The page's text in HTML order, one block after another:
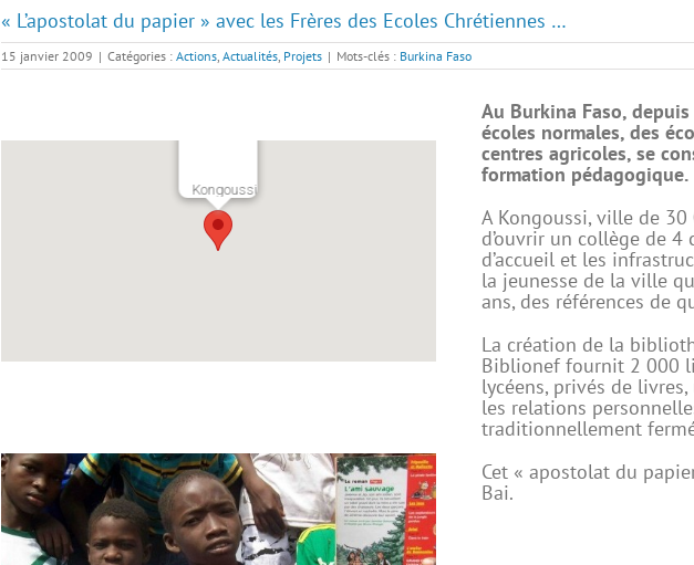
« L’apostolat du papier » avec les Frères des Ecoles Chrétiennes …
15 janvier 2009 | Catégories : Actions, Actualités, Projets | Mots-clés : Burkina Faso
Kongoussi
Au Burkina Faso,
écoles normales, des
centres agricoles, se
formation pédagogique.
A Kongoussi, ville de
d’ouvrir un collège de 4
d’accueil et les
la jeunesse de la ville
ans, des références de
La création de la
Biblionef fournit 2 000
lycéens, privés de
les relations
traditionnellement
Cet « apostolat du
Bai.